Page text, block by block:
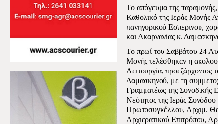
Το απόγευμα της
Καθολικό της Ιεράς Μονής
πανηγυρικού Εσπερινού,
και Ακαρνανίας κ.
Το πρωί του Σαββάτου 24
Μονής τελέσθηκαν η
Λειτουργία,
Δαμασκηνού, με τη
Γραμματέως της Συνοδικής
Νεότητος της Ιεράς
Πρωτοσυγκέλλου, Αρχιμ.
Αρχιερατικού Επιτρόπου,